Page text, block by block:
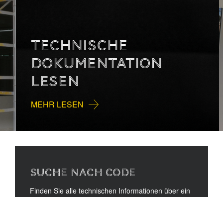
TECHNISCHE
DOKUMENTATION
LESEN
MEHR LESEN
SUCHE NACH CODE
Finden Sie alle technischen Informationen über ein